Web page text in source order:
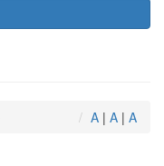
A | A | A